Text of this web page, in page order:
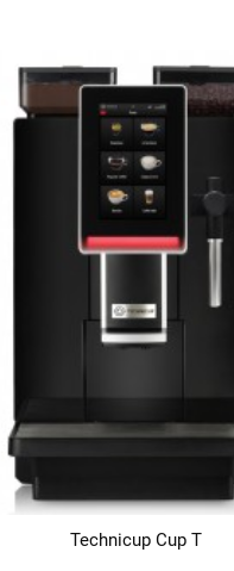
Technicup Cup T